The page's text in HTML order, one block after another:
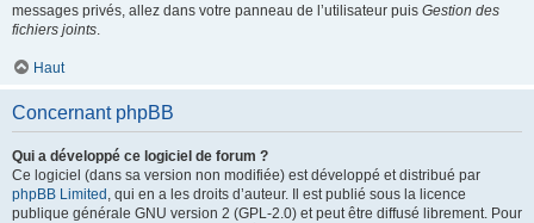
messages privés, allez dans votre panneau de l’utilisateur puis Gestion des
fichiers joints.
Haut
Concernant phpBB
Qui a développé ce logiciel de forum ?
Ce logiciel (dans sa version non modifiée) est développé et distribué par
phpBB Limited , qui en a les droits d’auteur. Il est publié sous la licence
publique générale GNU version 2 (GPL-2.0) et peut être diffusé librement. Pour